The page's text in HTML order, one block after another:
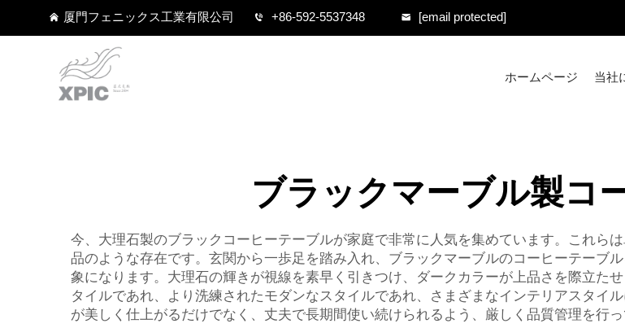
厦門フェニックス工業有限公司 +86-592-5537348 [email protected]
ホームページ 当社
ブラックマーブル製コ
今、大理石製のブラックコーヒーテーブルが家庭で非常に人気を集めています。これら
品のような存在です。玄関から一歩足を踏み入れ、ブラックマーブルのコーヒーテーブ
象になります。大理石の輝きが視線を素早く引きつけ、ダークカラーが上品さを際立た
タイルであれ、より洗練されたモダンなスタイルであれ、さまざまなインテリアスタイ
が美しく仕上がるだけでなく、丈夫で長期間使い続けられるよう、厳しく品質管理を行っ